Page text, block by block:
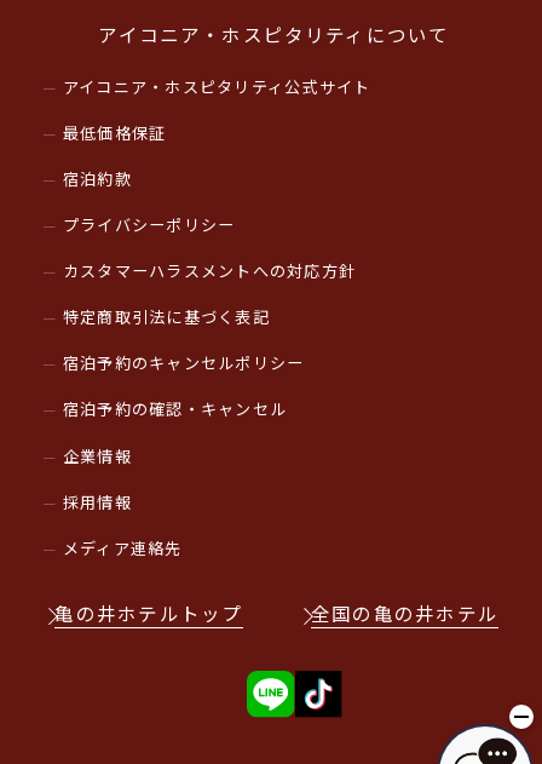
アイコニア・ホスピタリティについて
アイコニア・ホスピタリティ公式サイト
最低価格保証
宿泊約款
プライバシーポリシー
カスタマーハラスメントへの対応方針
特定商取引法に基づく表記
宿泊予約のキャンセルポリシー
宿泊予約の確認・キャンセル
企業情報
採用情報
メディア連絡先
亀の井ホテルトップ 全国の亀の井ホテル